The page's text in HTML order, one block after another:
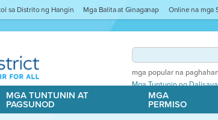
sa Distrito ng Hangin Mga Balita at Ginaganap Online na mga
mga popular na
Mga Tuntunin ng
MGA TUNTUNIN AT
PAGSUNOD
MGA
PERMISO